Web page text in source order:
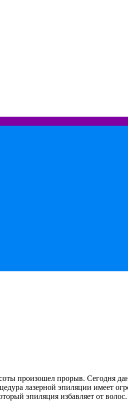
произошел прорыв. Сегодня
лазерной эпиляции имеет
эпиляция избавляет от